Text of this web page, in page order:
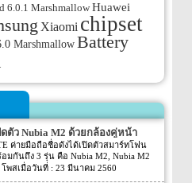
6.0.1 Marshmallow Huawei
Xiaomi chipset
MarshmallowBattery
ดตัว Nubia M2 ด้วยกล้องคู่หน้า
ค่ายมือถือชื่อดังได้เปิดตัวสมาร์ทโฟน
อมกันถึง 3 รุ่น คือ Nubia M2, Nubia M2
และ Nubia N2 ซึ่งแต่ละรุ่นก็มีความน่า
23 มีนาคม 2560